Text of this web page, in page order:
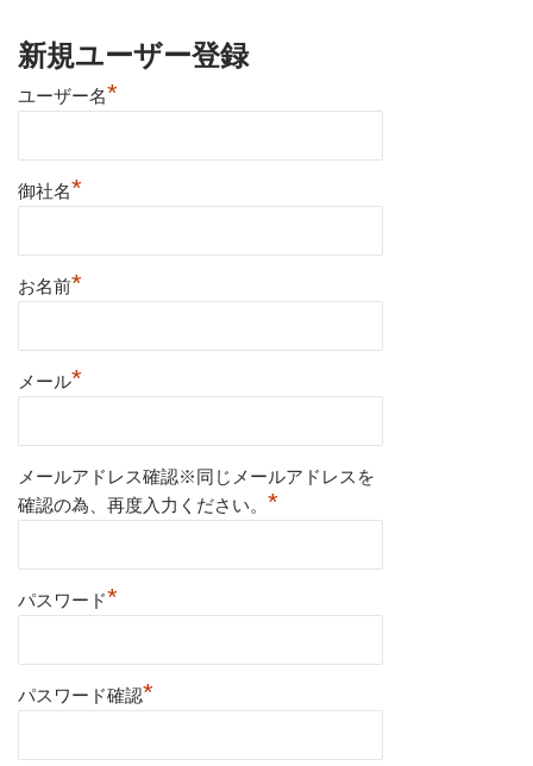
新規ユーザー登録
ユーザー名*
御社名*
お名前*
メール*
メールアドレス確認※同じメールアドレスを
確認の為、再度入力ください。 *
パスワード*
パスワード確認*